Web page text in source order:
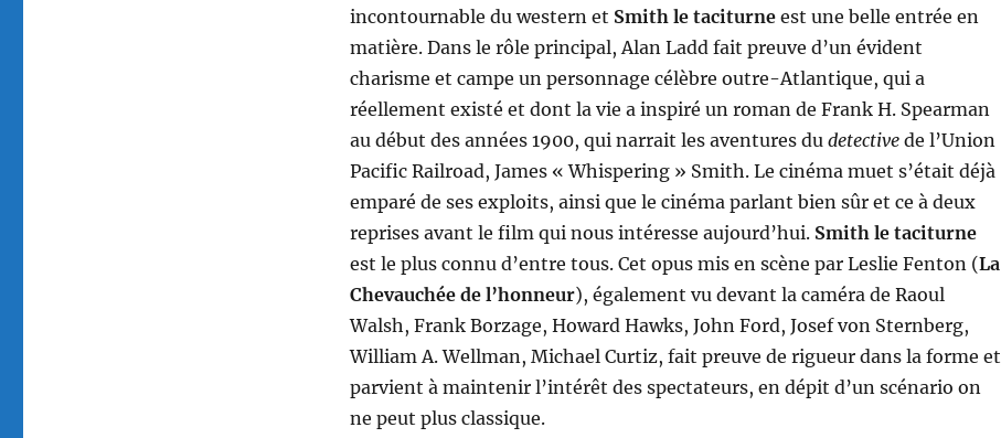
incontournable du western et Smith le taciturne est une belle entrée en
matière. Dans le rôle principal, Alan Ladd fait preuve d’un évident
charisme et campe un personnage célèbre outre-Atlantique, qui a
réellement existé et dont la vie a inspiré un roman de Frank H. Spearman
au début des années 1900, qui narrait les aventures du detectivede l’Union
Pacific Railroad, James « Whispering » Smith. Le cinéma muet s’était déjà
emparé de ses exploits, ainsi que le cinéma parlant bien sûr et ce à deux
reprises avant le film qui nous intéresse aujourd’hui. Smith le taciturne
est le plus connu d’entre tous. Cet opus mis en scène par Leslie Fenton (La
Chevauchée de l’honneur), également vu devant la caméra de Raoul
Walsh, Frank Borzage, Howard Hawks, John Ford, Josef von Sternberg,
William A. Wellman, Michael Curtiz, fait preuve de rigueur dans la forme et
parvient à maintenir l’intérêt des spectateurs, en dépit d’un scénario on
ne peut plus classique.